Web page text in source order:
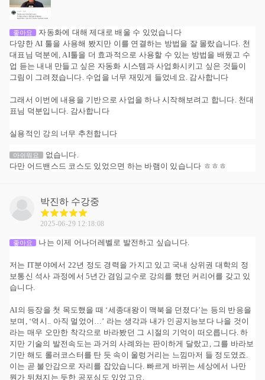
좋아요
자동화에 대해 제대로 배울 수 있었습니다
다양한 AI 툴을 사용해 봤지만 이를 연결하는 방법을 잘 몰랐습니다. 천
대표님 덕분에, AI툴을 더 효과적으로 사용할 수 있는 방법을 배웠고 수
업 듣는 내내 만들고 싶은 자동화 시스템과 사업화시키고 싶은 것들이
그림이 그려졌습니다. 수업을 너무 재밌게 들었네요. 감사합니다
그래서 이번에 내용을 기반으로 사업을 하나 시작해보려고 합니다. 천대
표님 덕분입니다. 감사합니다
실용적인 강의 너무 추천합니다
아쉬워요
없습니다.
다만 어드밴스드 코스도 있었으면 하는 바램이 있습니다 ㅎㅎㅎ
박진하 수강중
2025-06-29 12:18:08
좋아요 나는 이제 어나더레벨로 발전하고 싶습니다.
저는 IT분야에서 22년 정도 경력을 가지고 있고 국내 상위권 대학의 정
보통신 석사 과정에서 5년간 겸임교수로 강의를 했던 커리어를 갖고 있
습니다.
AI의 등장을 첫 목도했을 때 ‘세종대왕이 맥북을 던졌다’는 등의 반응을
보며, ‘역시.. 아직 멀었어…’ 라는 생각과 내가 인공지능보다 나을 것이
라는 매우 오만한 착각으로 바라봤던 그 시절의 기억이 떠오릅니다. 하
지만 기술의 발전속도는 과거의 사례와는 판이하게 달랐고, 그를 바라보
기만 해도 롤러코스터를 탄 듯 속이 울렁거리는 느낌마저 들 정도였죠.
이는 곧 불안감으로 자리를 잡았습니다. 빠르게 바뀌는 세상에서 나만
뭔가 뒤쳐지는 듯한 공포심도 있었고요.